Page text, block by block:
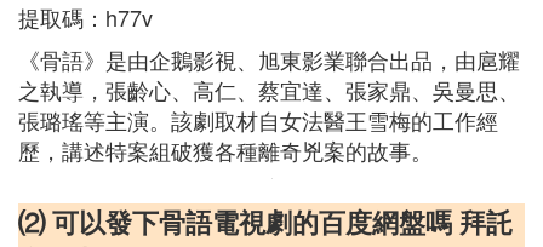
提取碼：h77v
《骨語》是由企鵝影視、旭東影業聯合出品，由扈耀
之執導，張齡心、高仁、蔡宜達、張家鼎、吳曼思、
張璐瑤等主演。該劇取材自女法醫王雪梅的工作經
歷，講述特案組破獲各種離奇兇案的故事。
⑵ 可以發下骨語電視劇的百度網盤嗎 拜託